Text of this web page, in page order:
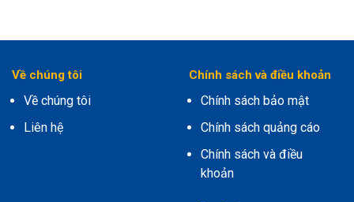
Về chúng tôi
Về chúng tôi
Liên hệ
Chính sách và điều khoản
Chính sách bảo mật
Chính sách quảng cáo
Chính sách và điều
khoản